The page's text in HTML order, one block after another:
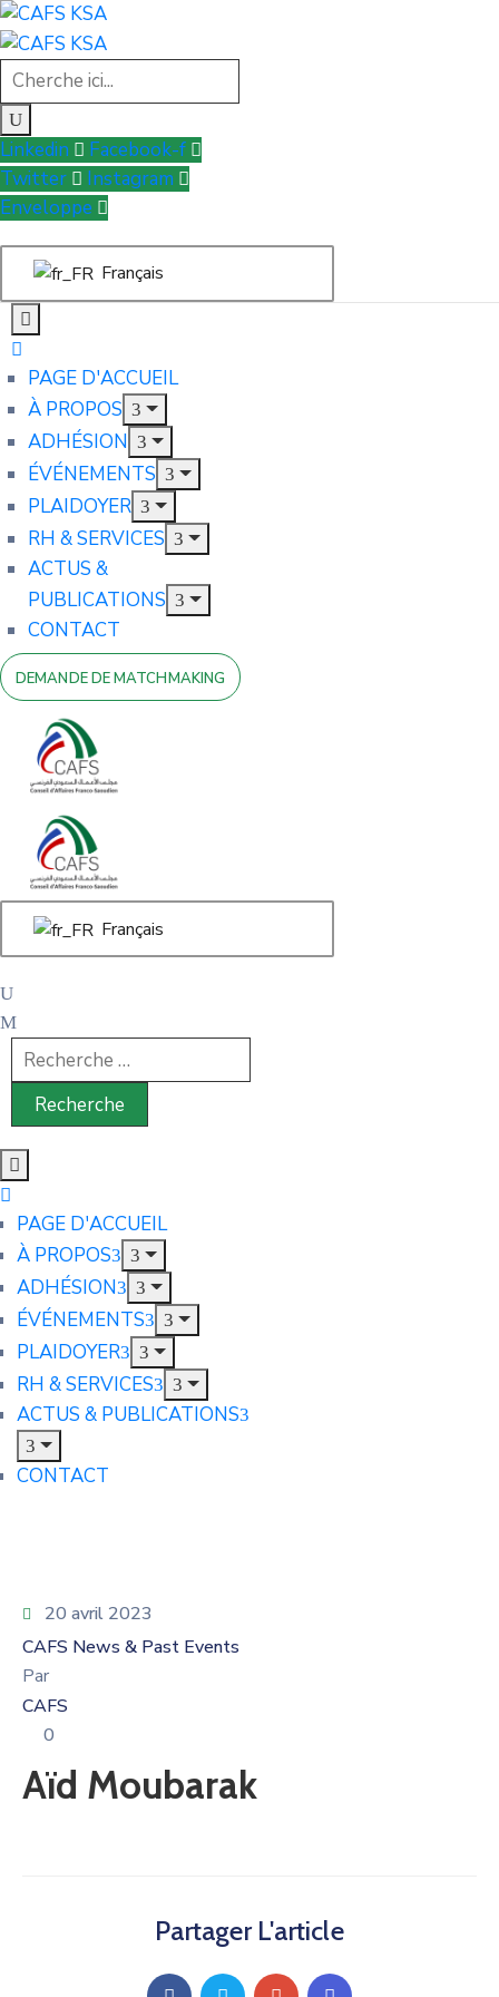
Linkedin
Facebook-f
Twitter
Instagram
Enveloppe
Français
PAGE D'ACCUEIL
À PROPOS
ADHÉSION
ÉVÉNEMENTS
PLAIDOYER
RH & SERVICES
ACTUS &
PUBLICATIONS
CONTACT
DEMANDE DE MATCHMAKING
Français
PAGE D'ACCUEIL
À PROPOS
ADHÉSION
ÉVÉNEMENTS
PLAIDOYER
RH & SERVICES
ACTUS & PUBLICATIONS
CONTACT
20 avril 2023
CAFS News & Past Events
Par
CAFS
0
Aïd Moubarak
Partager L'article